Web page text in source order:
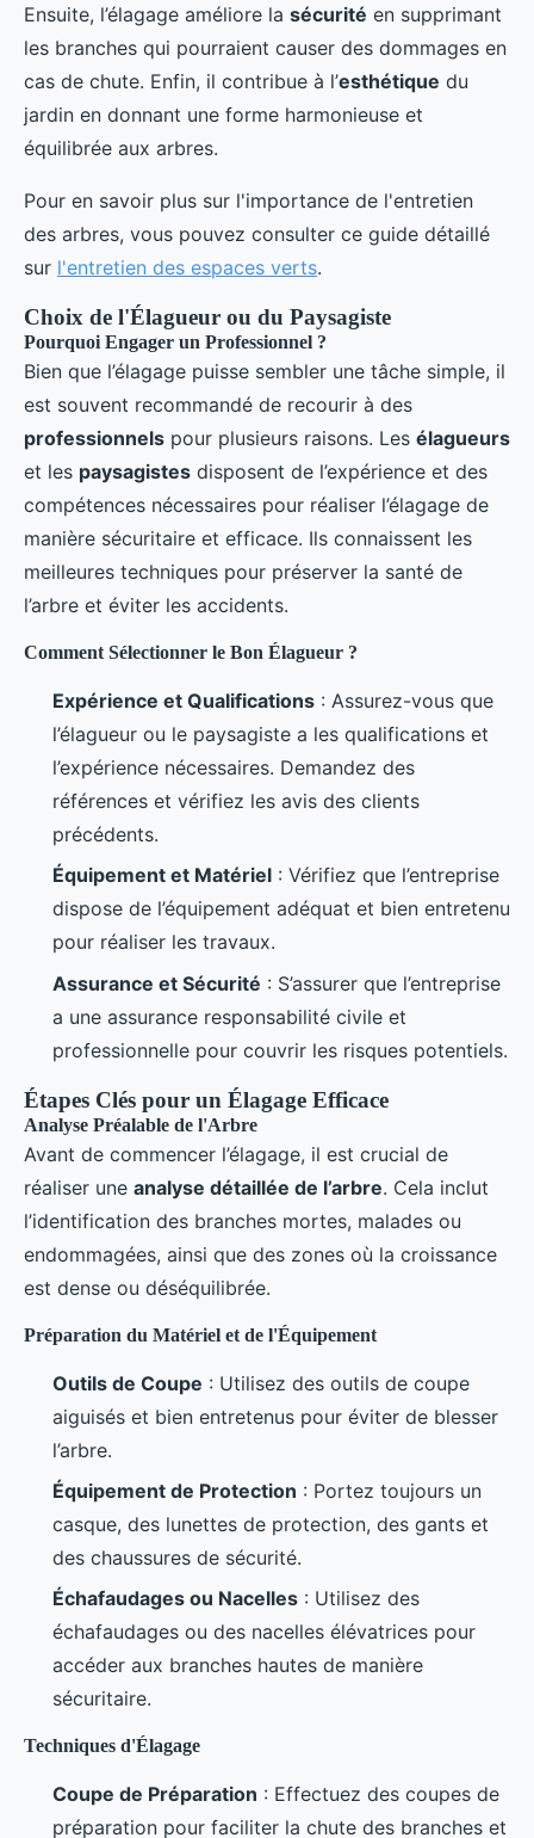
Ensuite, l’élagage améliore la sécurité en supprimant
les branches qui pourraient causer des dommages en
cas de chute. Enfin, il contribue à l’esthétique du
jardin en donnant une forme harmonieuse et
équilibrée aux arbres.
Pour en savoir plus sur l'importance de l'entretien
des arbres, vous pouvez consulter ce guide détaillé
sur l'entretien des espaces verts.
Choix de l'Élagueur ou du Paysagiste
Pourquoi Engager un Professionnel ?
Bien que l’élagage puisse sembler une tâche simple, il
est souvent recommandé de recourir à des
professionnels pour plusieurs raisons. Les élagueurs
et les paysagistes disposent de l’expérience et des
compétences nécessaires pour réaliser l’élagage de
manière sécuritaire et efficace. Ils connaissent les
meilleures techniques pour préserver la santé de
l’arbre et éviter les accidents.
Comment Sélectionner le Bon Élagueur ?
Expérience et Qualifications : Assurez-vous que
l’élagueur ou le paysagiste a les qualifications et
l’expérience nécessaires. Demandez des
références et vérifiez les avis des clients
précédents.
Équipement et Matériel : Vérifiez que l’entreprise
dispose de l’équipement adéquat et bien entretenu
pour réaliser les travaux.
Assurance et Sécurité : S’assurer que l’entreprise
a une assurance responsabilité civile et
professionnelle pour couvrir les risques potentiels.
Étapes Clés pour un Élagage Efficace
Analyse Préalable de l'Arbre
Avant de commencer l’élagage, il est crucial de
réaliser une analyse détaillée de l’arbre. Cela inclut
l’identification des branches mortes, malades ou
endommagées, ainsi que des zones où la croissance
est dense ou déséquilibrée.
Préparation du Matériel et de l'Équipement
Outils de Coupe : Utilisez des outils de coupe
aiguisés et bien entretenus pour éviter de blesser
l’arbre.
Équipement de Protection : Portez toujours un
casque, des lunettes de protection, des gants et
des chaussures de sécurité.
Échafaudages ou Nacelles : Utilisez des
échafaudages ou des nacelles élévatrices pour
accéder aux branches hautes de manière
sécuritaire.
Techniques d'Élagage
Coupe de Préparation : Effectuez des coupes de
préparation pour faciliter la chute des branches et